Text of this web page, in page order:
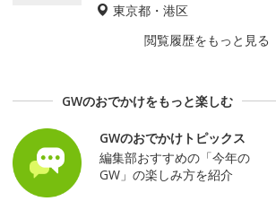
東京都・港区
閲覧履歴をもっと見る
GWのおでかけをもっと楽しむ
GWのおでかけトピックス
編集部おすすめの「今年の
GW」の楽しみ方を紹介